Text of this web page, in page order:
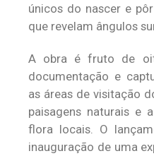
únicos do nascer e
que revelam ângulos
A obra é fruto de
documentação e
as áreas de visitação
paisagens naturais e
flora locais. O
inauguração de uma